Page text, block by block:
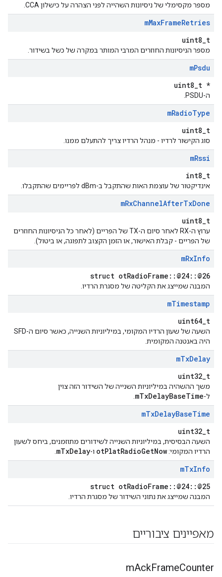
מספר מקסימלי של ניסיונות השהייה לפני הצהרה על כישלון CCA.
mMaxFrameRetries
uint8_t
מספר הניסיונות החוזרים המרבי המותר במקרה של כשל בשידור.
mPsdu
uint8_t *
ה-PSDU.
mRadioType
uint8_t
סוג הקישור לרדיו - מנהל הרדיו צריך להתעלם ממנו.
mRssi
int8_t
אינדיקטור של עוצמת האות שהתקבל ב-dBm לפריימים שהתקבלו.
mRxChannelAfterTxDone
uint8_t
ערוץ ה-RX לאחר סיום ה-TX של הפריים (לאחר כל הניסיונות החוזרים
של הפריים - קבלת האישור, או הזמן הקצוב לתפוגה, או ביטול).
mRxInfo
struct otRadioFrame::@24::@26
המבנה שמייצג את הקליטה של מסגרת הרדיו.
mTimestamp
uint64_t
השעה של שעון הרדיו המקומי, במיליוניות השנייה, כאשר סיום ה-SFD
היה באנטנה המקומית.
mTxDelay
uint32_t
משך ההשהיה במיליוניות השנייה של השידור הזה צוין
ל-mTxDelayBaseTime
mTxDelayBaseTime
uint32_t
השעה הבסיסית, במיליוניות השנייה לשידורים מתוזמנים, ביחס לשעון
הרדיו המקומי:otPlatRadioGetNow ו-mTxDelay
mTxInfo
struct otRadioFrame::@24::@25
המבנה שמייצג את נתוני השידור של מסגרת הרדיו.
מאפיינים ציבוריים
mAckFrameCounter